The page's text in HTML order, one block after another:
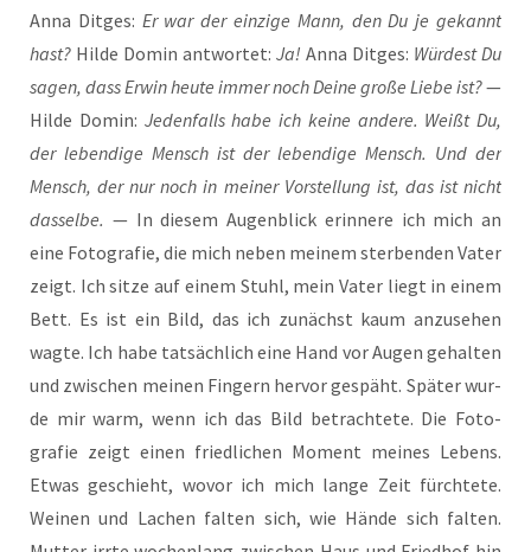
Anna Dit­ges: Er war der ein­zi­ge Mann, den Du je gekannt
hast? Hil­de Domin ant­wor­tet: Ja! Anna Dit­ges: Wür­dest Du
sagen, dass Erwin heu­te immer noch Dei­ne gro­ße Lie­be ist?—
Hil­de Domin: Jeden­falls habe ich kei­ne ande­re. Weißt Du,
der leben­di­ge Mensch ist der leben­di­ge Mensch. Und der
Mensch, der nur noch in mei­ner Vor­stel­lung ist, das ist nicht
das­sel­be. — In die­sem Augen­blick erin­ne­re ich mich an
eine Foto­grafie, die mich neben mei­nem ster­benden Vater
zeigt. Ich sit­ze auf einem Stuhl, mein Vater liegt in einem
Bett. Es ist ein Bild, das ich zunächst kaum anzu­sehen
wag­te. Ich habe tatsäch­lich eine Hand vor Augen gehal­ten
und zwi­schen mei­nen Fin­gern her­vor gespäht. Spä­ter wur­
de mir warm, wenn ich das Bild betrach­te­te. Die Foto­
grafie zeigt einen fried­li­chen Moment mei­nes Lebens.
Etwas geschieht, wovor ich mich lan­ge Zeit fürch­te­te.
Wei­nen und Lachen fal­ten sich, wie Hän­de sich fal­ten.